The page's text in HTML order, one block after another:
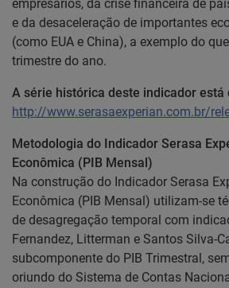
empresários, da crise financeira de
e da desaceleração de importantes
(como EUA e China), a exemplo do
trimestre do ano.
A série histórica deste indicador está
http://www.serasaexperian.com.br/
Metodologia do Indicador Serasa
Econômica (PIB Mensal)
Na construção do Indicador Serasa
Econômica (PIB Mensal) utilizam-se
de desagregação temporal com
Fernandez, Litterman e Santos Silva-
subcomponente do PIB Trimestral,
oriundo do Sistema de Contas